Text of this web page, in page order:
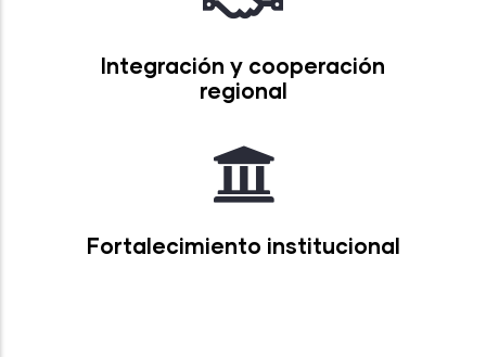
Integración y cooperación
regional
Fortalecimiento institucional